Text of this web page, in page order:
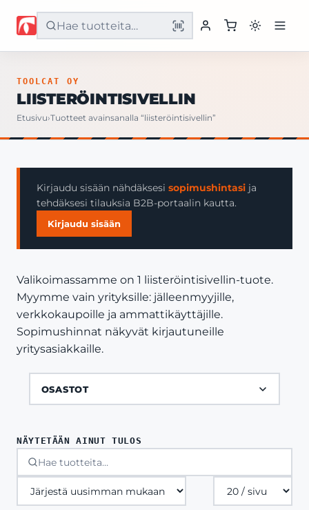
Etusivu
Yritys
Yhteystiedot
TOOLCAT OY
LIISTERÖINTISIVELLIN
Etusivu›Tuotteet avainsanalla “liisteröintisivellin”
Kirjaudu sisään nähdäksesi sopimushintasi ja
tehdäksesi tilauksia B2B-portaalin kautta.
Kirjaudu sisään
Valikoimassamme on 1 liisteröintisivellin-tuote.
Myymme vain yrityksille: jälleenmyyjille,
verkkokaupoille ja ammattikäyttäjille.
Sopimushinnat näkyvät kirjautuneille
yritysasiakkaille.
OSASTOT
NÄYTETÄÄN AINUT TULOS
Tuotteita
sivulla